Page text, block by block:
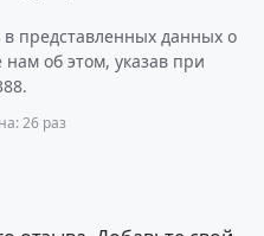
представленных данных о
об этом, указав при
26 раз